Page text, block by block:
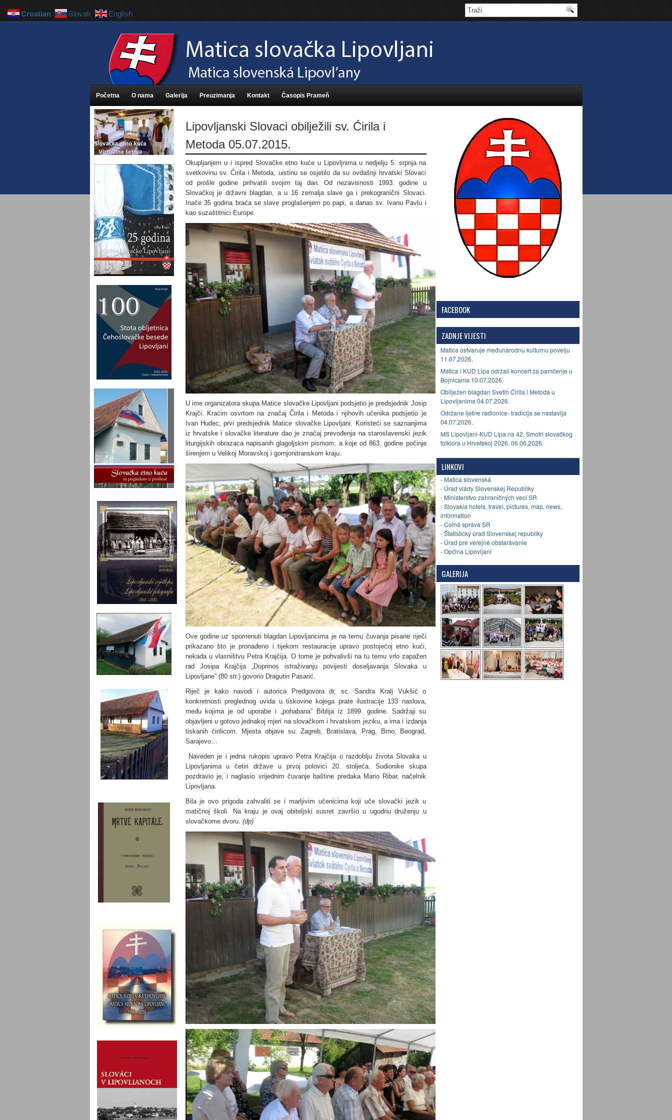
Početna O nama Galerija Preuzimanja Kontakt Časopis Prameň
Lipovljanski Slovaci obilježili sv. Ćirila i
Metoda 05.07.2015.
Okupljanjem u i ispred Slovačke etno kuće u Lipovljnima u nedjelju 5. srpnja na
svetkovinu sv. Ćirila i Metoda, uistinu se osjetilo da su ovdašnji hrvatski Slovaci
od prošle godine prihvatili svojim taj dan. Od nezavisnosti 1993. godine u
Slovačkoj je državni blagdan, a u 16 zemalja slave ga i prekogranični Slovaci.
Inače 35 godina braća se slave proglašenjem po papi, a danas sv. Ivanu Pavlu i
kao suzaštitnici Europe.
U ime organizatora skupa Matice slovačke Lipovljani podsjetio je predsjednik Josip
Krajči. Kraćim osvrtom na značaj Čirila i Metoda i njihovih učenika podsjetio je
Ivan Hudec, prvi predsjednik Matice slovačke Lipovljani. Koristeći se saznanjima
iz hrvatske i slovačke literature dao je značaj prevođenja na staroslavenski jezik
liturgijskih obrazaca napisanih glagoljskim pismom, a koje od 863. godine počinje
širenjem u Velikoj Moravskoj i gornjonitranskom kraju.
Ove godine uz spomenuti blagdan Lipovljancima je na temu čuvanja pisane riječi
prikazano što je pronađeno i tijekom restauracije upravo postojećoj etno kući,
nekada u vlasništvu Petra Krajčija. O tome je pohvalivši na tu temu vrlo zapažen
rad Josipa Krajčija „Doprinos istraživanju povijesti doseljavanja Slovaka u
Lipovljane” (80 str.) govorio Dragutin Pasarić.
Riječ je kako navodi i autorica Predgovora dr, sc. Sandra Kralj Vukšić o
konkretnosti preglednog uvida u tiskovine kojega prate ilustracije 133 naslova,
među kojima je od uporabe i „pohabana” Biblija iz 1899. godine. Sadržaji su
objavljeni u gotovo jednakoj mjeri na slovačkom i hrvatskom jeziku, a ima i izdanja
tiskanih ćirilicom. Mjesta objave su: Zagreb, Bratislava, Prag, Brno, Beograd,
Sarajevo…
Naveden je i jedna rukopis upravo Petra Krajčija o razdoblju života Slovaka u
Lipovljanima u četiri države u prvoj polovici 20. stoljeća. Sudionike skupa
pozdravio je, i naglasio vrijednim čuvanje baštine predaka Mario Ribar, načelnik
Lipovljana.
Bila je ovo prigoda zahvaliti se i marljivim učenicima koji uče slovački jezik u
matičnoj školi. Na kraju je ovaj obiteljski susret završio u ugodnu druženju u
slovačkome dvoru. (dp)
FACEBOOK
ZADNJE VIJESTI
Matica ostvaruje međunarodnu kulturnu povelju
11.07.2026.
Matica i KUD Lipa održali koncert za pamćenje u
Bojnicama 10.07.2026.
Obilježen blagdan Svetih Ćirila i Metoda u
Lipovljanima 04.07.2026.
Održane ljetne radionice- tradicija se nastavlja
04.07.2026.
MS Lipovljani-KUD Lipa na 42. Smotri slovačkog
folklora u Hrvatskoj 2026. 06.06.2026.
LINKOVI
- Matica slovenská
- Úrad vlády Slovenskej Republiky
- Ministerstvo zahraničných vecí SR
- Slovakia hotels, travel, pictures, map, news,
information
- Colná správa SR
- Štatistický úrad Slovenskej republiky
- Úrad pre verejné obstarávanie
- Općina Lipovljani
GALERIJA
Croatian Slovak English